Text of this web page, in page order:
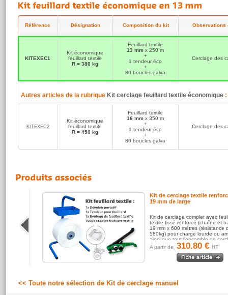
pour usage
Référence
Désignation Composition du kit Observations
KITEXEC1
Kit économique
feuillard textile
R = 380 kg
Feuillard textile
13 mm x 250 m
+
1 tendeur éco
+
80 boucles galva
Cerclage des
Autres articles de la rubrique Kit cerclage feuillard textile économique :
KITEXEC2
Kit économique
feuillard textile
R = 450 kg
Feuillard textile
16 mm x 350 m
+
1 tendeur éco
+
80 boucles galva
Cerclage des
et
Kit de cerclage textile
19 mm de large
Kit de cerclage complet avec
textile tissé renforcé (chaîne et
19 mm x 600 mètres (résistance
580kg) pour charge lourde ou
ainsi que tout l'ensemble de
A partir de 310.80 € HT
<< Toute notre sélection de Kit de cerclage manuel